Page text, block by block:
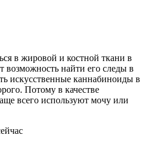
в жировой и костной ткани в
возможность найти его следы в
искусственные каннабиноиды в
Потому в качестве
всего используют мочу или